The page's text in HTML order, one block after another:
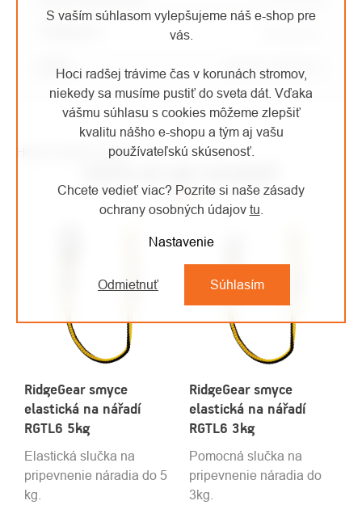
S vaším súhlasom vylepšujeme náš e-shop pre
vás.
Hoci radšej trávime čas v korunách stromov,
niekedy sa musíme pustiť do sveta dát. Vďaka
vášmu súhlasu s cookies môžeme zlepšiť
kvalitu nášho e-shopu a tým aj vašu
používateľskú skúsenosť.
Chcete vedieť viac? Pozrite si naše zásady
ochrany osobných údajov tu
Nastavenie
Odmietnuť Súhlasím
EAN: 8595033359239
High-contrast mode
RidgeGear smyce
elastická na nářadí
RGTL6 5kg
Elastická slučka na
pripevnenie náradia do 5
kg.
RidgeGear smyce
elastická na nářadí
RGTL6 3kg
Pomocná slučka na
pripevnenie náradia do
3kg.